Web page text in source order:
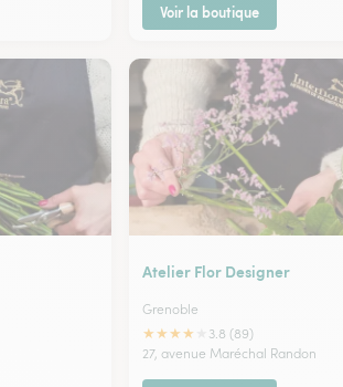
Voir la boutique
Atelier Flor Designer
Grenoble
★★★★
3.8 (89)
27, avenue Maréchal Randon